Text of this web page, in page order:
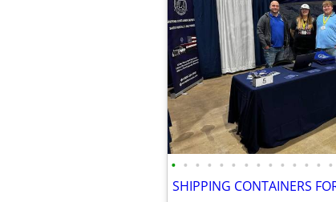
• • • • • • • • • • • • • •